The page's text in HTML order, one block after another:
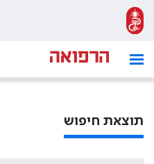
תוצאת חיפוש